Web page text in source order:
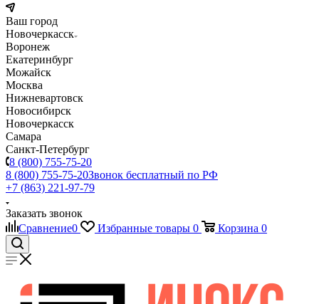
Ваш город
Новочеркасск
Воронеж
Екатеринбург
Можайск
Москва
Нижневартовск
Новосибирск
Новочеркасск
Самара
Санкт-Петербург
8 (800) 755-75-20
8 (800) 755-75-20Звонок бесплатный по РФ
+7 (863) 221-97-79
Заказать звонок
Сравнение0 Избранные товары 0 Корзина 0